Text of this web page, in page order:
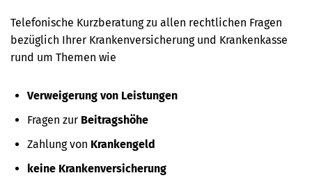
Telefonische Kurzberatung zu allen rechtlichen Fragen
bezüglich Ihrer Krankenversicherung und Krankenkasse
rund um Themen wie
Verweigerung von Leistungen
Fragen zur Beitragshöhe
Zahlung von Krankengeld
keine Krankenversicherung